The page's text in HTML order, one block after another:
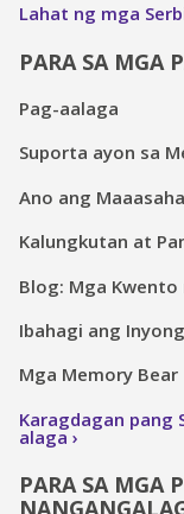
Lahat ng mga
PARA SA MGA
Pag-aalaga
Suporta ayon sa
Ano ang
Kalungkutan at
Blog: Mga Kwento
Ibahagi ang
Mga Memory Bear
Karagdagan pang
alaga
PARA SA MGA